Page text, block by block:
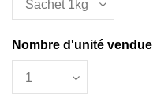
Nombre d'unité vendue